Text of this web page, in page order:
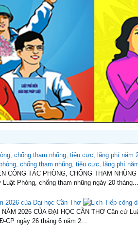
chống tham nhũng, tiêu cực, lãng phí năm
CÔNG TÁC PHÒNG, CHỐNG THAM
Luật Phòng, chống tham nhũng ngày 20 tháng...
2026 của Đại học Cần Thơ
NĂM 2026 CỦA ĐẠI HỌC CẦN THƠ Căn cứ
CP ngày 26 tháng 6 năm 2...